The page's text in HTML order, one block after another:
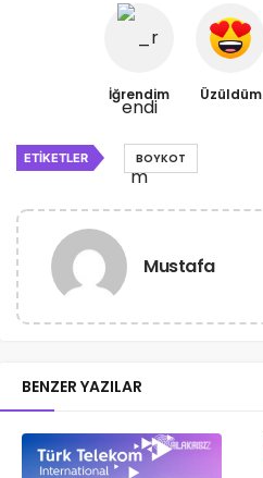
İğrendim Üzüldüm
ETIKETLER BOYKOT
Mustafa
BENZER YAZILAR